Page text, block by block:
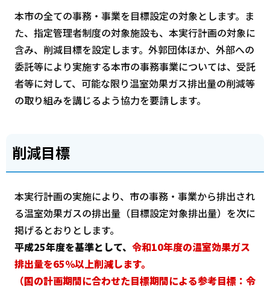
本市の全ての事務・事業を目標設定の対象とします。ま
た、指定管理者制度の対象施設も、本実行計画の対象に
含み、削減目標を設定します。外郭団体ほか、外部への
委託等により実施する本市の事務事業については、受託
者等に対して、可能な限り温室効果ガス排出量の削減等
の取り組みを講じるよう協力を要請します。
削減目標
本実行計画の実施により、市の事務・事業から排出され
る温室効果ガスの排出量（目標設定対象排出量）を次に
掲げるとおりとします。
平成25年度を基準として、 令和10年度の温室効果ガス
排出量を65％以上削減します。
（国の計画期間に合わせた目標期間による参考目標：令